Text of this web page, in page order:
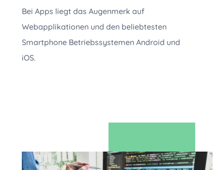
Bei Apps liegt das Augenmerk auf
Webapplikationen und den beliebtesten
Smartphone Betriebssystemen Android und
iOS.